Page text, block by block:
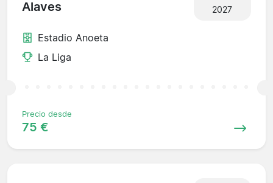
Alaves
2027
Estadio Anoeta
La Liga
Precio desde
75 €